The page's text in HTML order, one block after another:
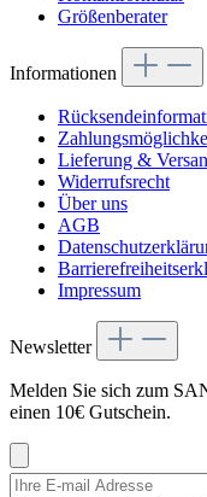
Größenberater
Informationen
Lieferung &
Widerrufsrecht
Über uns
AGB
Impressum
Newsletter
Melden Sie sich zum
einen 10€ Gutschein.